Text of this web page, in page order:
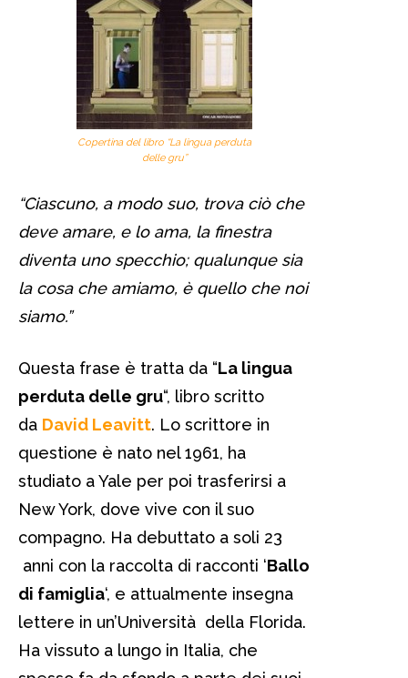
Copertina del libro “La lingua perduta
delle gru”
“Ciascuno, a modo suo, trova ciò che
deve amare, e lo ama, la finestra
diventa uno specchio; qualunque sia
la cosa che amiamo, è quello che noi
siamo.”
Questa frase è tratta da “La lingua
perduta delle gru“, libro scritto
da David Leavitt. Lo scrittore in
questione è nato nel 1961, ha
studiato a Yale per poi trasferirsi a
New York, dove vive con il suo
compagno. Ha debuttato a soli 23
anni con la raccolta di racconti ‘Ballo
di famiglia‘, e attualmente insegna
lettere in un’Università della Florida.
Ha vissuto a lungo in Italia, che